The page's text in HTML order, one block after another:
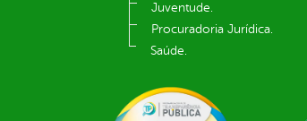
Juventude.
Procuradoria Jurídica.
Saúde.